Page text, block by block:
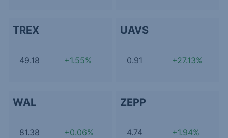
TREX
49.18 +1.55%
UAVS
0.91 +27.13%
WAL
81.38 +0.06%
ZEPP
4.74 +1.94%